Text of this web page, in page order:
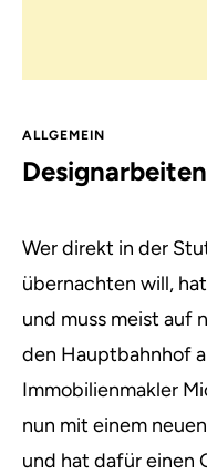
ALLGEMEIN
Wer direkt in der
übernachten will,
und muss meist auf
den Hauptbahnhof
Immobilienmakler
nun mit einem
und hat dafür einen